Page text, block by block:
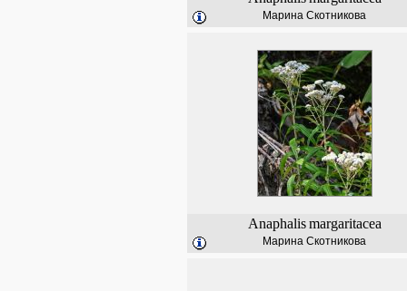
Марина Скотникова
Anaphalis margaritacea
Марина Скотникова